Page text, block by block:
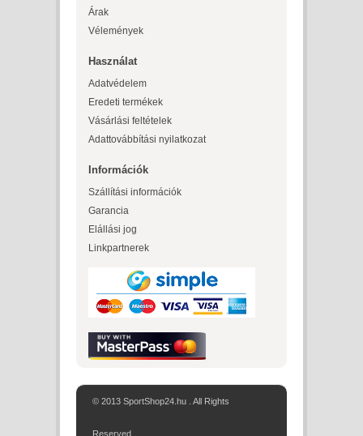
Árak
Vélemények
Használat
Adatvédelem
Eredeti termékek
Vásárlási feltételek
Adattovábbítási nyilatkozat
Információk
Szállítási információk
Garancia
Elállási jog
Linkpartnerek
© 2013 SportShop24.hu . All Rights
Reserved.